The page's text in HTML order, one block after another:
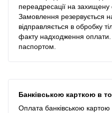
переадресації на захищену
Замовлення резервується
відправляється в обробку
факту надходження
паспортом.
Банківською карткою в
Оплата банківською